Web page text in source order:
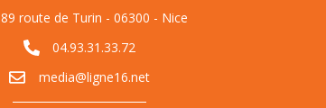
89 route de Turin - 06300 - Nice
04.93.31.33.72
media@ligne16.net